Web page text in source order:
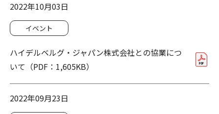
2022年10月03日
イベント
ハイデルベルグ・ジャパン株式会社との協業につ
いて（PDF：1,605KB）
2022年09月23日